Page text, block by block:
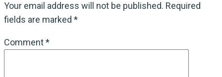
Your email address will not be published. Required
fields are marked *
Comment*